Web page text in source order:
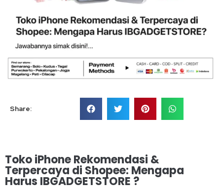
Share:
Toko iPhone Rekomendasi &
Terpercaya di Shopee: Mengapa
Harus IBGADGETSTORE ?